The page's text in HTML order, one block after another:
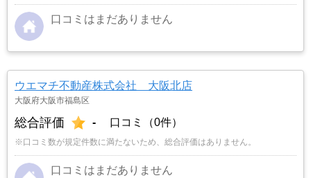
口コミはまだありません
ウエマチ不動産株式会社 大阪北店
大阪府大阪市福島区
総合評価 - 口コミ（0件）
※口コミ数が規定件数に満たないため、総合評価はありません。
口コミはまだありません